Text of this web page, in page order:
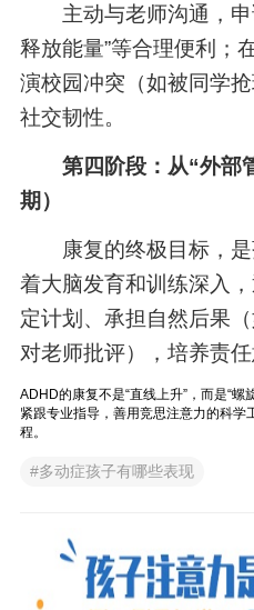
主动与老师沟通，申
释放能量”等合理便利；
演校园冲突（如被同学
社交韧性。
第四阶段：从“外部
期）
康复的终极目标，
着大脑发育和训练深入
定计划、承担自然后果
对老师批评），培养责任
ADHD的康复不是“直线上升”，而是“螺
紧跟专业指导，善用竞思注意力的科
程。
#多动症孩子有哪些表现